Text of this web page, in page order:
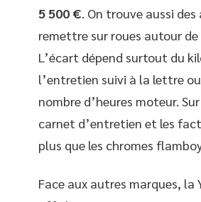
5 500 €. On trouve aussi des
remettre sur roues autour de
L’écart dépend surtout du
l’entretien suivi à la lettre
nombre d’heures moteur.
carnet d’entretien et les
plus que les chromes
Face aux autres marques, la